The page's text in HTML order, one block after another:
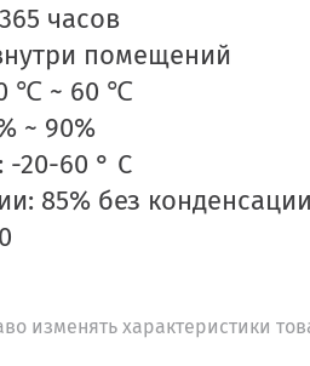
часов
помещений
0 ℃ ~ 60 ℃
~ 90%
20-60 ° C
85% без конденсации
изменять характеристики